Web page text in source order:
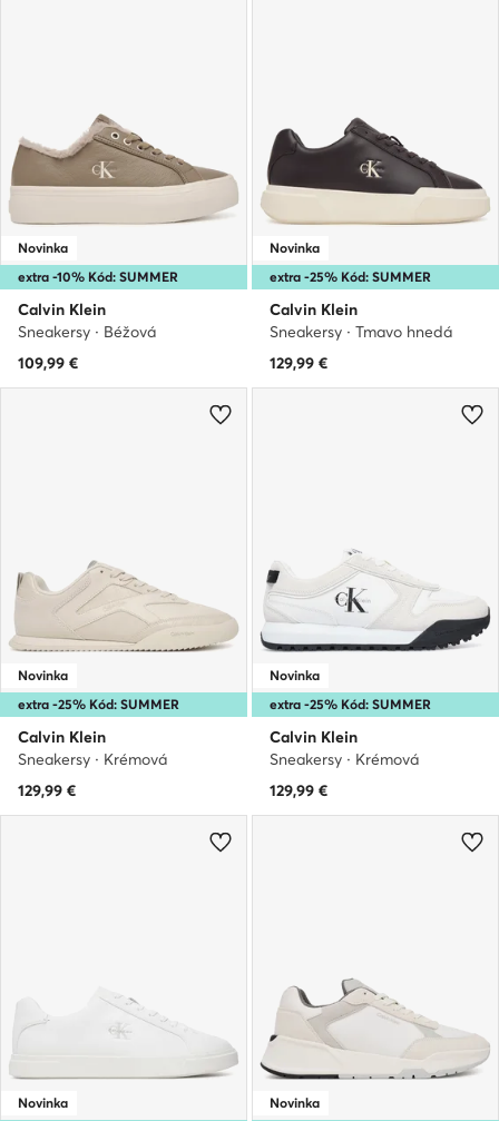
extra -10% Kód: SUMMER
Novinka
Calvin Klein
Sneakersy · Béžová
109,99 €
extra -25% Kód: SUMMER
Novinka
Calvin Klein
Sneakersy · Tmavo hnedá
129,99 €
extra -25% Kód: SUMMER
Novinka
Calvin Klein
Sneakersy · Krémová
129,99 €
extra -25% Kód: SUMMER
Novinka
Calvin Klein
Sneakersy · Krémová
129,99 €
Novinka Novinka